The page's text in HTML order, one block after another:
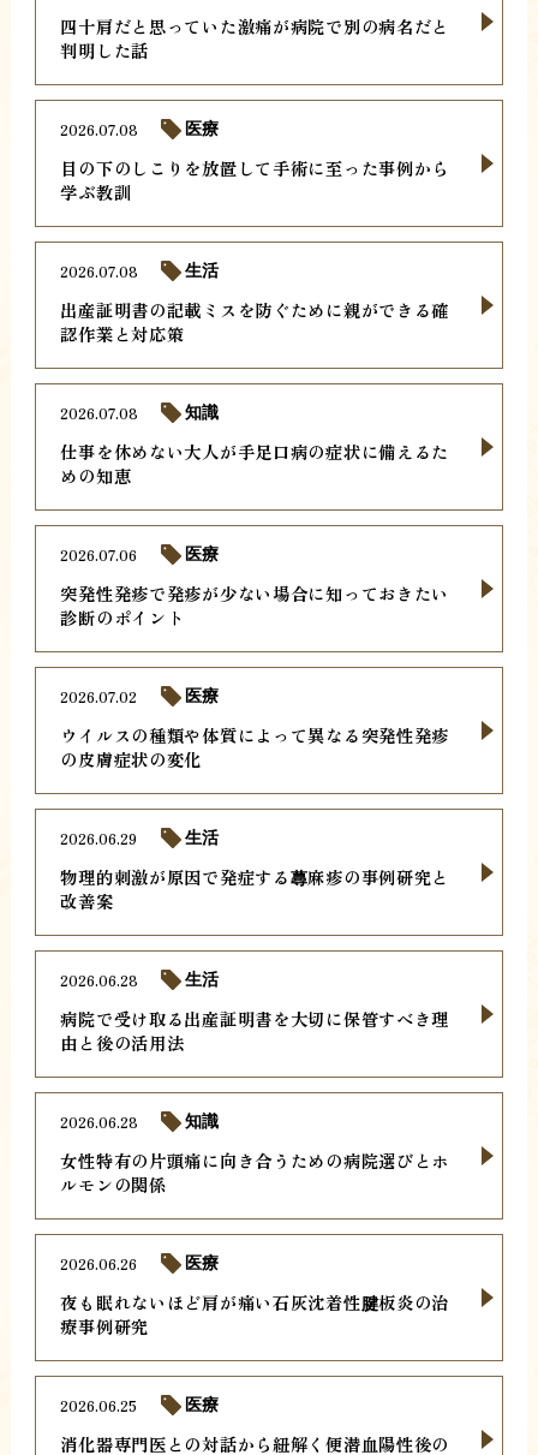
四十肩だと思っていた激痛が病院で別の病名だと
判明した話
目の下のしこりを放置して手術に至った事例から
学ぶ教訓
2026.07.08 医療
出産証明書の記載ミスを防ぐために親ができる確
認作業と対応策
2026.07.08 生活
仕事を休めない大人が手足口病の症状に備えるた
めの知恵
2026.07.08 知識
突発性発疹で発疹が少ない場合に知っておきたい
診断のポイント
2026.07.06 医療
ウイルスの種類や体質によって異なる突発性発疹
の皮膚症状の変化
2026.07.02 医療
物理的刺激が原因で発症する蕁麻疹の事例研究と
改善案
2026.06.29 生活
病院で受け取る出産証明書を大切に保管すべき理
由と後の活用法
2026.06.28 生活
女性特有の片頭痛に向き合うための病院選びとホ
ルモンの関係
2026.06.28 知識
夜も眠れないほど肩が痛い石灰沈着性腱板炎の治
療事例研究
2026.06.26 医療
消化器専門医との対話から紐解く便潜血陽性後の
2026.06.25 医療